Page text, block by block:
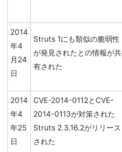
2014
年4
月24
日
Struts 1にも類似の脆弱性
が発見されたとの情報が共
有された
2014
年4
年25
日
CVE-2014-0112とCVE-
2014-0113が対策された
Struts 2.3.16.2がリリース
された